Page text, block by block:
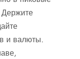
и валюты.